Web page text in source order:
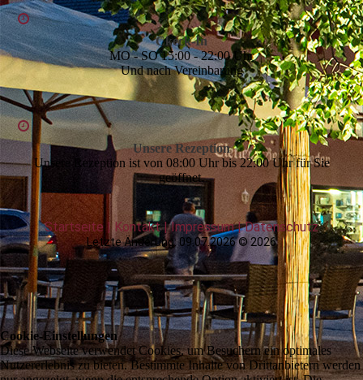
Ckeck-In
MO - SO 15:00 - 22:00 Uhr
Und nach Vereinbarung
Unsere Rezeption
Unsere Rezeption ist von 08:00 Uhr bis 22:00 Uhr für Sie
geöffnet.
Startseite | Kontakt|Impressum|Daten­schutz
Letzte Änderung: 09.07.2026 © 2026
Cookie-Einstellungen
Diese Webseite verwendet Cookies, um Besuchern ein optimales
Nutzererlebnis zu bieten. Bestimmte Inhalte von Drittanbietern werden